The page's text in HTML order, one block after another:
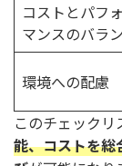
コストとパフ
マンスのバラ
環境への配慮
このチェックリ
能、コストを総